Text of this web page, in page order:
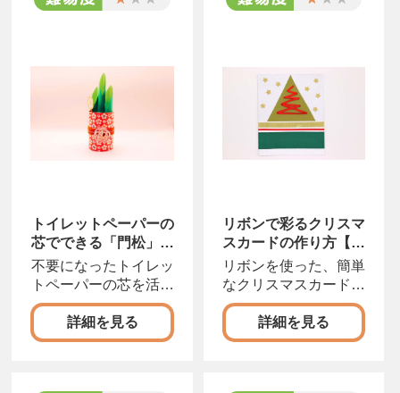
トイレットペーパーの
芯でできる「門松」の
作り方【工作】
不要になったトイレッ
トペーパーの芯を活用
した、ミニ門松の工作
詳細を見る
リボンで彩るクリスマ
スカードの作り方【工
作】
リボンを使った、簡単
なクリスマスカードの
アイディアです。おし
詳細を見る